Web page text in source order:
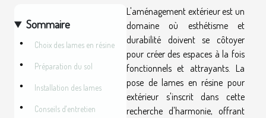
Sommaire
Choix des lames en résine
Préparation du sol
Installation des lames
Conseils d'entretien
L'aménagement extérieur est un
domaine où esthétisme et
durabilité doivent se côtoyer
pour créer des espaces à la fois
fonctionnels et attrayants. La
pose de lames en résine pour
extérieur s'inscrit dans cette
recherche d'harmonie, offrant